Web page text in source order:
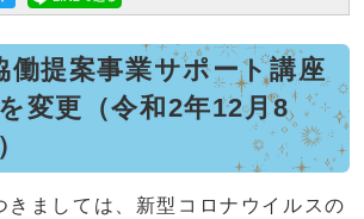
働提案事業サポート講座
変更（令和2年12月8
ましては、新型コロナウイルスの